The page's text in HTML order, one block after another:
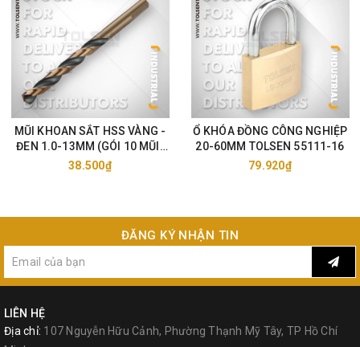
MŨI KHOAN SẮT HSS VÀNG -
ĐEN 1.0-13MM (GÓI 10 MŨI)
TOLSEN 75105-33
38.500₫
Ổ KHÓA ĐỒNG CÔNG NGHIỆP
20-60MM TOLSEN 55111-16
79.920₫
ĐĂNG KÝ NHẬN TIN
LIÊN HỆ
Địa chỉ: 107 Nguyễn Hữu Cảnh, Phường Thạnh Mỹ Tây, TP Hồ Chí